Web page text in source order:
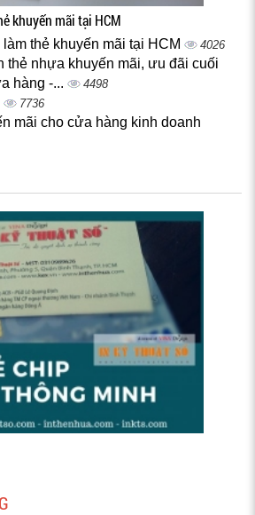
khuyến mãi tại HCM
làm thẻ khuyến mãi tại HCM 4026
thẻ nhựa khuyến mãi, ưu đãi cuối
hàng -...
4498
7736
mãi cho cửa hàng kinh doanh